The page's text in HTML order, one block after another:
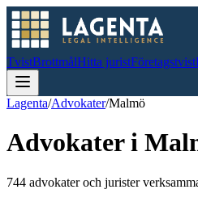
TvistBrottmålHitta juristFöretagstvist
Lagenta/Advokater/Malmö
Advokater i
744 advokater och jurister